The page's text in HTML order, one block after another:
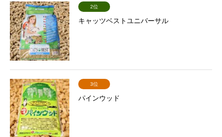
2位
キャッツベストユニバーサル
3位
パインウッド